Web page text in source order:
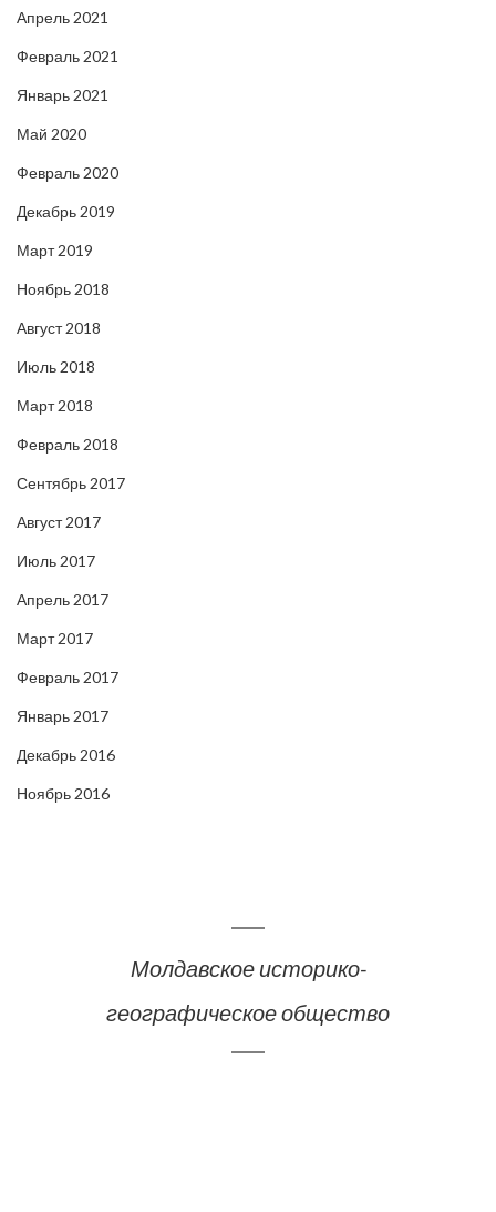
Апрель 2021
Февраль 2021
Январь 2021
Май 2020
Февраль 2020
Декабрь 2019
Март 2019
Ноябрь 2018
Август 2018
Июль 2018
Март 2018
Февраль 2018
Сентябрь 2017
Август 2017
Июль 2017
Апрель 2017
Март 2017
Февраль 2017
Январь 2017
Декабрь 2016
Ноябрь 2016
Молдавское историко-
географическое общество